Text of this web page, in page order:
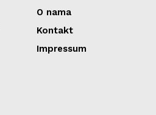
O nama
Kontakt
Impressum